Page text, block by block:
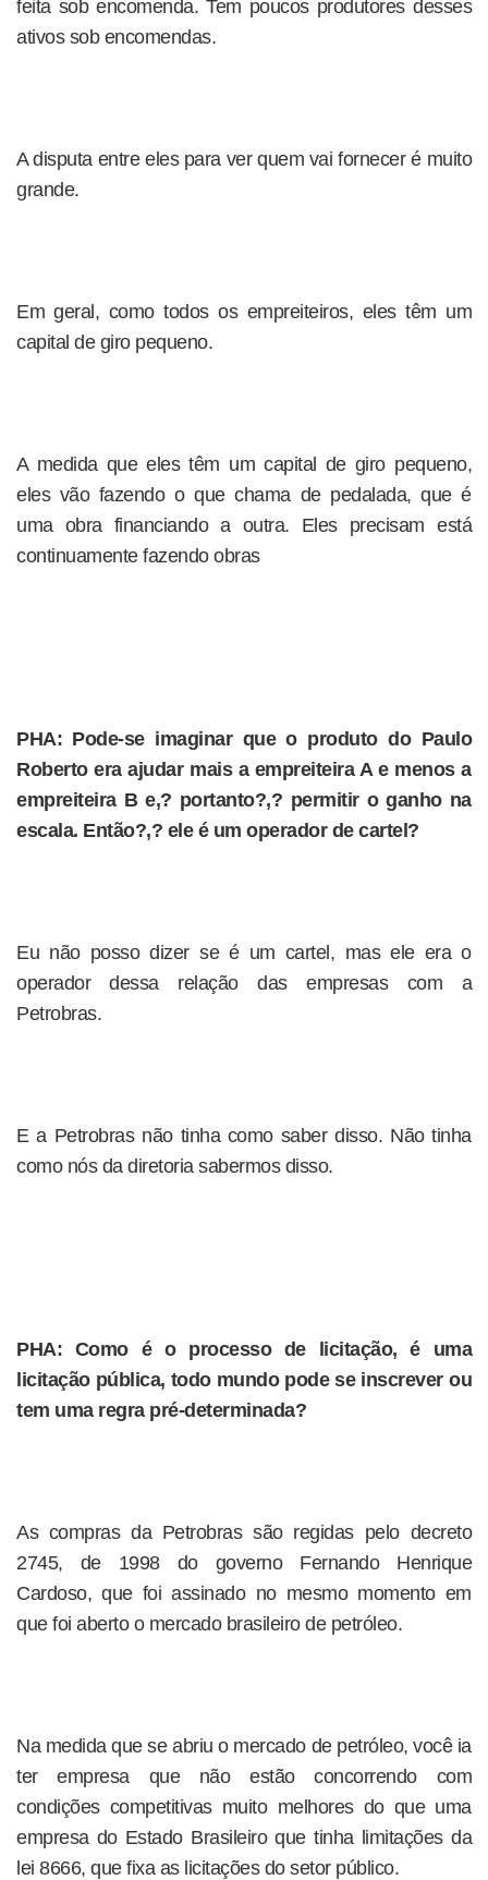
feita sob encomenda. Tem poucos produtores desses
ativos sob encomendas.
A disputa entre eles para ver quem vai fornecer é muito
grande.
Em geral, como todos os empreiteiros, eles têm um
capital de giro pequeno.
A medida que eles têm um capital de giro pequeno,
eles vão fazendo o que chama de pedalada, que é
uma obra financiando a outra. Eles precisam está
continuamente fazendo obras
PHA: Pode-se imaginar que o produto do Paulo
Roberto era ajudar mais a empreiteira A e menos a
empreiteira B e,? portanto?,? permitir o ganho na
escala. Então?,? ele é um operador de cartel?
Eu não posso dizer se é um cartel, mas ele era o
operador dessa relação das empresas com a
Petrobras.
E a Petrobras não tinha como saber disso. Não tinha
como nós da diretoria sabermos disso.
PHA: Como é o processo de licitação, é uma
licitação pública, todo mundo pode se inscrever ou
tem uma regra pré-determinada?
As compras da Petrobras são regidas pelo decreto
2745, de 1998 do governo Fernando Henrique
Cardoso, que foi assinado no mesmo momento em
que foi aberto o mercado brasileiro de petróleo.
Na medida que se abriu o mercado de petróleo, você ia
ter empresa que não estão concorrendo com
condições competitivas muito melhores do que uma
empresa do Estado Brasileiro que tinha limitações da
lei 8666, que fixa as licitações do setor público.